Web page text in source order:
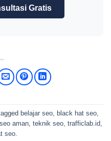
Gratis
belajar seo, black hat seo,
seo aman, teknik seo, trafficlab.id
seo.